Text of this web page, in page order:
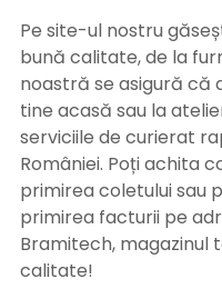
Pe site-ul nostru
bună calitate, de la
noastră se asigură că
tine acasă sau la
serviciile de curierat
României. Poți achita
primirea coletului sau
primirea facturii pe
Bramitech, magazinul
calitate!